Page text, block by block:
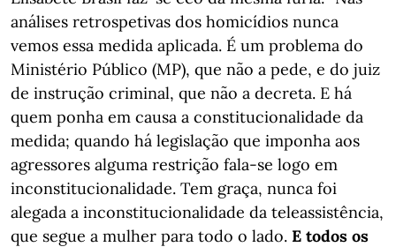
análises retrospetivas dos homicídios nunca
vemos essa medida aplicada. É um problema do
Ministério Público (MP), que não a pede, e do juiz
de instrução criminal, que não a decreta. E há
quem ponha em causa a constitucionalidade da
medida; quando há legislação que imponha aos
agressores alguma restrição fala-se logo em
inconstitucionalidade. Tem graça, nunca foi
alegada a inconstitucionalidade da teleassistência,
que segue a mulher para todo o lado. E todos os